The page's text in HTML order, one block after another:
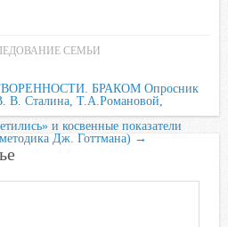
СЕМЬИ
БРАКОМ Опросник
В. Сталина, Т.А.Романовой,
и косвенные показатели
Дж. Готтмана) →